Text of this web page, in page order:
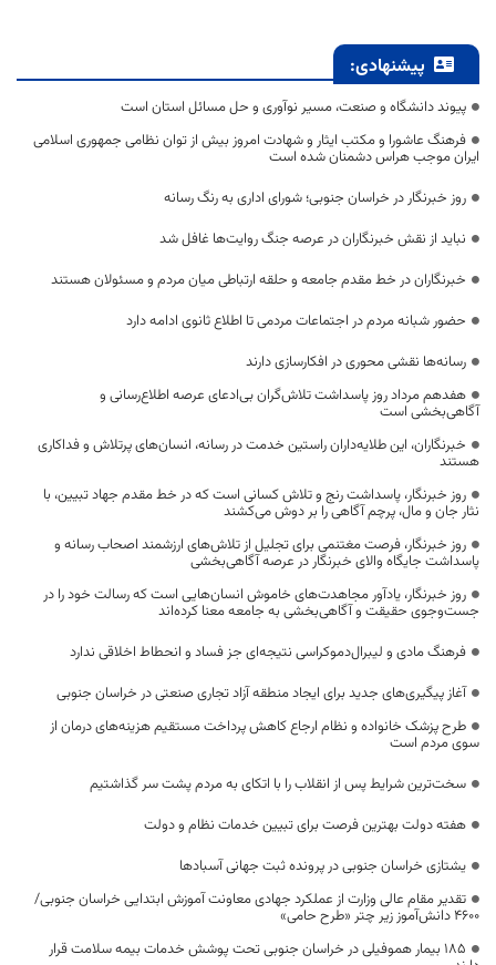
پیشنهادی:
پیوند دانشگاه و صنعت، مسیر نوآوری و حل مسائل استان است
فرهنگ عاشورا و مکتب ایثار و شهادت امروز بیش از توان نظامی جمهوری اسلامی
ایران موجب هراس دشمنان شده است
روز خبرنگار در خراسان جنوبی؛ شورای اداری به رنگ رسانه
نباید از نقش خبرنگاران در عرصه جنگ روایت‌ها غافل شد
خبرنگاران در خط مقدم جامعه و حلقه ارتباطی میان مردم و مسئولان هستند
حضور شبانه مردم در اجتماعات مردمی تا اطلاع ثانوی ادامه دارد
رسانه‌ها نقشی محوری در افکارسازی دارند
هفدهم مرداد روز پاسداشت تلاش‌گران بی‌ادعای عرصه اطلاع‌رسانی و
آگاهی‌بخشی است
خبرنگاران، این طلایه‌داران راستین خدمت در رسانه، انسان‌های پرتلاش و فداکاری
هستند
روز خبرنگار، پاسداشت رنج و تلاش کسانی است که در خط مقدم جهاد تبیین، با
نثار جان و مال، پرچم آگاهی را بر دوش می‌کشند
روز خبرنگار، فرصت مغتنمی برای تجلیل از تلاش‌های ارزشمند اصحاب رسانه و
پاسداشت جایگاه والای خبرنگار در عرصه آگاهی‌بخشی
روز خبرنگار، یادآور مجاهدت‌های خاموش انسان‌هایی است که رسالت خود را در
جست‌وجوی حقیقت و آگاهی‌بخشی به جامعه معنا کرده‌اند
فرهنگ مادی و لیبرال‌دموکراسی نتیجه‌ای جز فساد و انحطاط اخلاقی ندارد
آغاز پیگیری‌های جدید برای ایجاد منطقه آزاد تجاری صنعتی در خراسان جنوبی
طرح پزشک خانواده و نظام ارجاع کاهش پرداخت مستقیم هزینه‌های درمان از
سوی مردم است
سخت‌ترین شرایط پس از انقلاب را با اتکای به مردم پشت سر گذاشتیم
هفته دولت بهترین فرصت برای تبیین خدمات نظام و دولت
یشتازی خراسان جنوبی در پرونده ثبت جهانی آسبادها
تقدیر مقام عالی وزارت از عملکرد جهادی معاونت آموزش ابتدایی خراسان جنوبی/
۴۶۰۰ دانش‌آموز زیر چتر «طرح حامی»
۱۸۵ بیمار هموفیلی در خراسان جنوبی تحت پوشش خدمات بیمه سلامت قرار